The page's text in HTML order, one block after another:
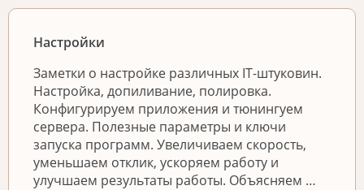
Настройки
Заметки о настройке различных IT-штуковин.
Настройка, допиливание, полировка.
Конфигурируем приложения и тюнингуем
сервера. Полезные параметры и ключи
запуска программ. Увеличиваем скорость,
уменьшаем отклик, ускоряем работу и
улучшаем результаты работы. Объясняем …